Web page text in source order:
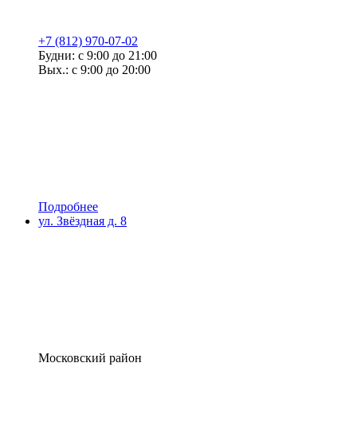
+7 (812) 970-07-02
Будни: с 9:00 до 21:00
Вых.: с 9:00 до 20:00
Подробнее
ул. Звёздная д. 8
Московский район